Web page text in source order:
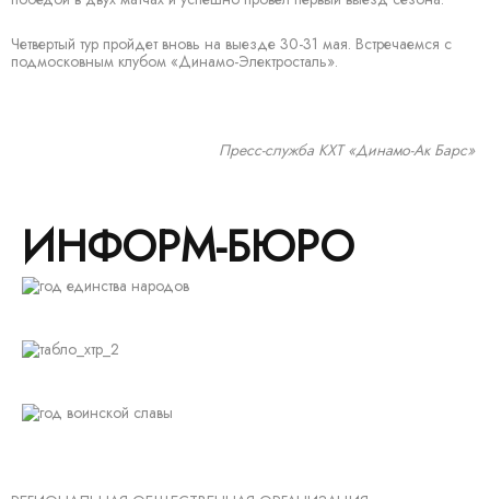
Четвертый тур пройдет вновь на выезде 30-31 мая. Встречаемся с
подмосковным клубом «Динамо-Электросталь».
Пресс-служба КХТ «Динамо-Ак Барс»
ИНФОРМ-БЮРО